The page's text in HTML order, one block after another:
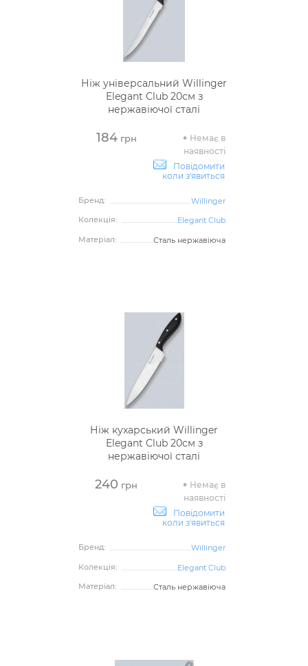
Ніж універсальний Willinger
Elegant Club 20см з
нержавіючої сталі
184грн
Немає в
наявності
Повідомити
коли з'явиться
Бренд:
Willinger
Колекція:
Elegant Club
Матеріал:
Сталь нержавіюча
Ніж кухарський Willinger
Elegant Club 20см з
нержавіючої сталі
240 грн
Немає в
наявності
Повідомити
коли з'явиться
Бренд:
Willinger
Колекція:
Elegant Club
Матеріал:
Сталь нержавіюча